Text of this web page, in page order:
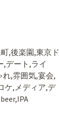
,後楽園,東京ド
,デート,ライ
,雰囲気,宴会,
ケ,メディア,デ